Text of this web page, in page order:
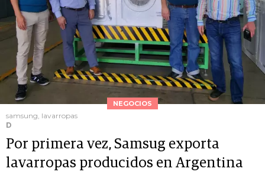
NEGOCIOS
samsung, lavarropas
D
Por primera vez, Samsug exporta
lavarropas producidos en Argentina